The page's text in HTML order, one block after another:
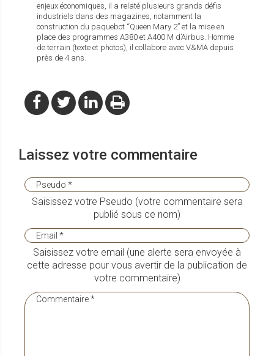
enjeux économiques, il a relaté plusieurs grands défis
industriels dans des magazines, notamment la
construction du paquebot “Queen Mary 2” et la mise en
place des programmes A380 et A400 M d’Airbus. Homme
de terrain (texte et photos), il collabore avec V&MA depuis
près de 4 ans.
Laissez votre commentaire
Saisissez votre Pseudo (votre commentaire sera
publié sous ce nom)
Saisissez votre email (une alerte sera envoyée à
cette adresse pour vous avertir de la publication de
votre commentaire)